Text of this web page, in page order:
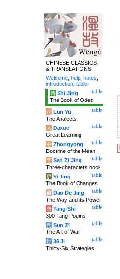
CHINESE CLASSICS
& TRANSLATIONS
Welcome help notes
introduction table
table
诗 Shi Jing
The Book of Odes
table
论 Lun Yu
The Analects
table
大 Daxue
Great Learning
table
中 Zhongyong
Doctrine of the Mean
table
字 San Zi Jing
Three-characters book
table
易 Yi Jing
The Book of Changes
table
道 Dao De Jing
The Way and its Power
table
唐 Tang Shi
300 Tang Poems
table
兵 Sun Zi
The Art of War
table
计 36 Ji
Thirty-Six Strategies